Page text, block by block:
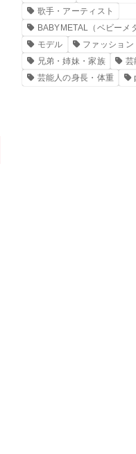
歌手・アーティスト
BABYMETAL（ベビーメ
モデル
ファッション
兄弟・姉妹・家族
芸
芸能人の身長・体重